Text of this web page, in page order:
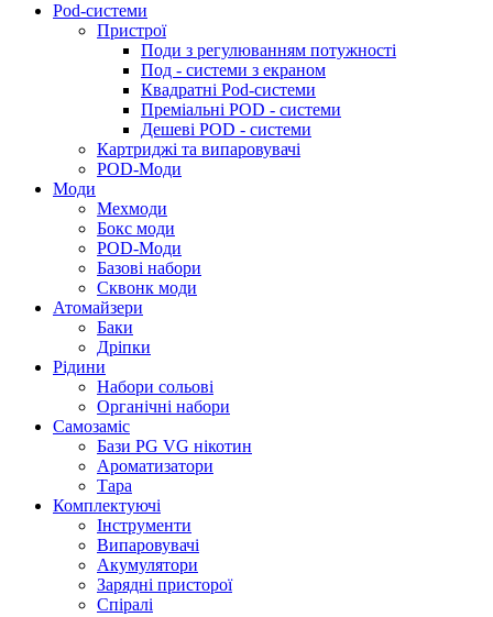
Pod-системи
Пристрої
Поди з регулюванням потужності
Под - системи з екраном
Квадратні Pod-системи
Преміальні POD - системи
Дешеві POD - системи
Картриджі та випаровувачі
POD-Моди
Моди
Мехмоди
Бокс моди
POD-Моди
Базові набори
Сквонк моди
Атомайзери
Баки
Дріпки
Рідини
Набори сольові
Органічні набори
Самозаміс
Бази PG VG нікотин
Ароматизатори
Тара
Комплектуючі
Інструменти
Випаровувачі
Акумулятори
Зарядні присторої
Спіралі